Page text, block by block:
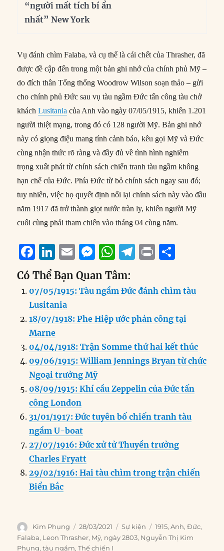
“người mất tích bí ẩn
nhất” New York
Vụ đánh chìm Falaba, và cụ thể là cái chết của Thrasher, đã
được đề cập đến trong một bản ghi nhớ của chính phủ Mỹ –
do đích thân Tổng thống Woodrow Wilson soạn thảo – gửi
cho chính phủ Đức sau vụ tàu ngầm Đức tấn công tàu chở
kháchLusitania của Anh vào ngày 07/05/1915, khiến 1.201
người thiệt mạng, trong đó có 128 người Mỹ. Bản ghi nhớ
này có giọng điệu mang tính cảnh báo, kêu gọi Mỹ và Đức
cùng nhận thức rõ ràng và đầy đủ về tình hình nghiêm
trọng xuất phát từ chính sách chiến tranh tàu ngầm không
hạn chế của Đức. Phía Đức từ bỏ chính sách ngay sau đó;
tuy nhiên, việc họ quyết định nối lại chính sách này vào đầu
năm 1917 đã trở thành giọt nước tràn ly, khiến người Mỹ
cuối cùng phải tham chiến vào tháng 04 cùng năm.
F
a
c
e
b
o
o
k
Li
n
k
e
d
I
n
E
m
ai
l
M
e
ss
e
n
er
W
h
at
s
A
p
T
e
g
r
m
P
n
t
a
re
Có Thể Bạn Quan Tâm:
07/05/1915: Tàu ngầm Đức đánh chìm tàu
Lusitania
18/07/1918: Phe Hiệp ước phản công tại
Marne
04/04/1918: Trận Somme thứ hai kết thúc
09/06/1915: William Jennings Bryan từ chức
Ngoại trưởng Mỹ
08/09/1915: Khí cầu Zeppelin của Đức tấn
công London
31/01/1917: Đức tuyên bố chiến tranh tàu
ngầm U-boat
27/07/1916: Đức xử tử Thuyền trưởng
Charles Fryatt
29/02/1916: Hai tàu chìm trong trận chiến
Biển Bắc
Author
Kim Phụng
Posted
on
28/03/2021 Categories
Sự kiện Tags
1915,Anh,Đức,
Falaba, Leon Thrasher, Mỹ, ngày 2803, Nguyễn Thị Kim
Phụng,tàu ngầm,Thế chiến I